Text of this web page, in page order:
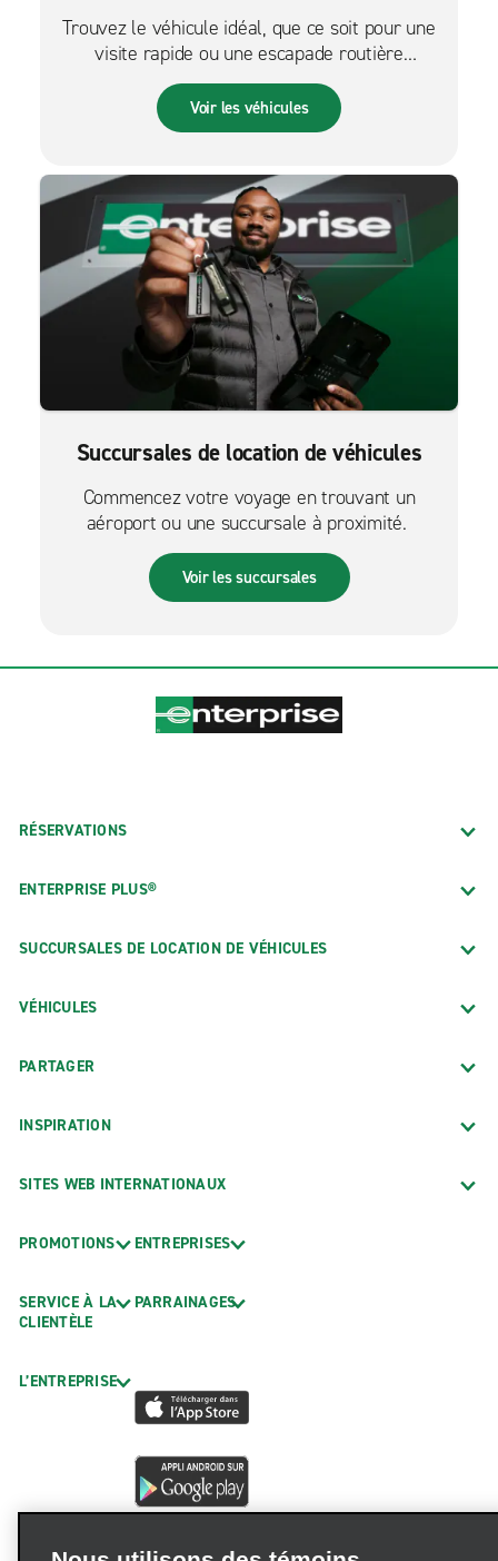
Trouvez le véhicule idéal, que ce soit pour une
visite rapide ou une escapade routière
palpitante.
Voir les véhicules
Succursales de location de véhicules
Commencez votre voyage en trouvant un
aéroport ou une succursale à proximité.
Voir les succursales
RÉSERVATIONS
ENTERPRISE PLUS®
SUCCURSALES DE LOCATION DE VÉHICULES
VÉHICULES
PARTAGER
INSPIRATION
SITES WEB INTERNATIONAUX
PROMOTIONS
SERVICE À LA
CLIENTÈLE
L’ENTREPRISE
ENTREPRISES
PARRAINAGES